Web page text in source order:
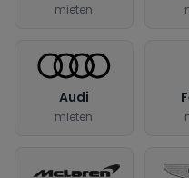
mieten
Audi
mieten